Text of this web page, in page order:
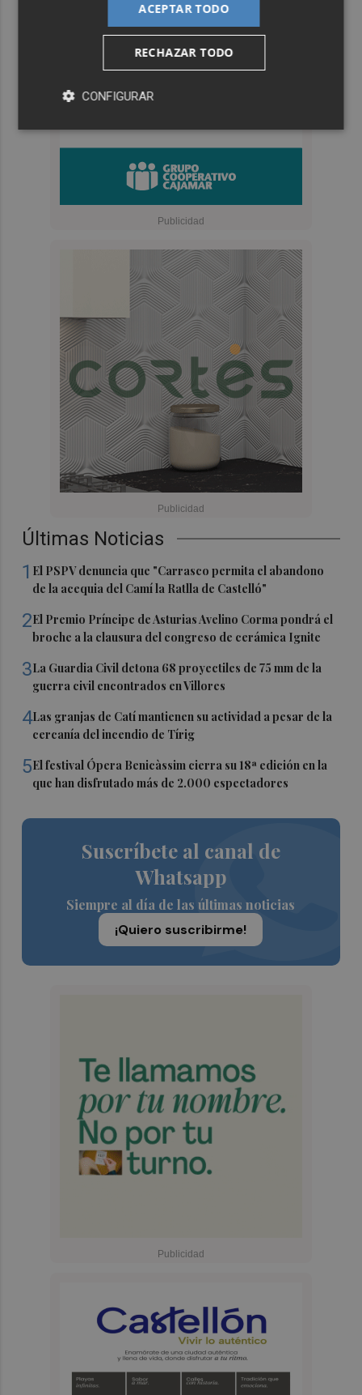
Últimas Noticias
1 El PSPV denuncia que "Carrasco permita el abandono
de la acequia del Camí la Ratlla de Castelló"
2El Premio Príncipe de Asturias Avelino Corma pondrá el
broche a la clausura del congreso de cerámica Ignite
3La Guardia Civil detona 68 proyectiles de 75 mm de la
guerra civil encontrados en Villores
4Las granjas de Catí mantienen su actividad a pesar de la
cercanía del incendio de Tírig
5El festival Ópera Benicàssim cierra su 18ª edición en la
que han disfrutado más de 2.000 espectadores
Suscríbete al canal de
Whatsapp
Siempre al día de las últimas noticias
¡Quiero suscribirme!
ACEPTAR TODO
RECHAZAR TODO
CONFIGURAR